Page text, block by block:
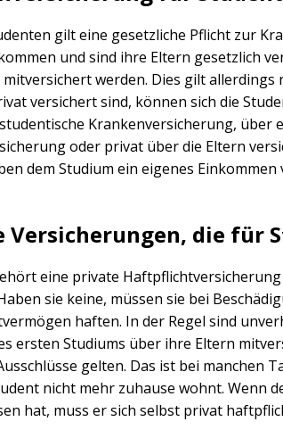
gilt eine gesetzliche Pflicht zur
und sind ihre Eltern gesetzlich
werden. Dies gilt allerdings
versichert sind, können sich die
Krankenversicherung, über
oder privat über die Eltern
dem Studium ein eigenes
Versicherungen, die für
eine private
sie keine, müssen sie bei
haften. In der Regel sind
ersten Studiums über ihre Eltern
gelten. Das ist bei manchen
nicht mehr zuhause wohnt. Wenn
hat, muss er sich selbst privat